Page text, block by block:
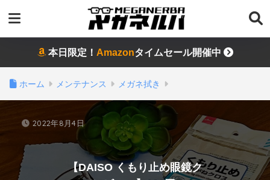
本日限定！ Amazonタイムセール開催中
ホーム メンテナンス メガネ拭き
【DAISO くもり止め眼鏡ク
2022年8月4日